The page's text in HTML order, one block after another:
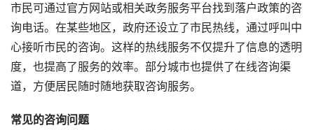
市民可通过官方网站或相关政务服务平台找到落户政策的咨
询电话。在某些地区，政府还设立了市民热线，通过呼叫中
心接听市民的咨询。这样的热线服务不仅提升了信息的透明
度，也提高了服务的效率。部分城市也提供了在线咨询渠
道，方便居民随时随地获取咨询服务。
常见的咨询问题